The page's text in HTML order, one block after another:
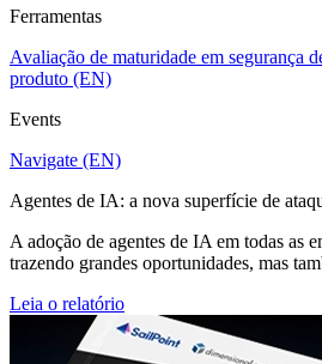
Ferramentas
Avaliação de maturidade em segurança
produto (EN)
Events
Navigate (EN)
Agentes de IA: a nova superfície de
A adoção de agentes de IA em todas as
trazendo grandes oportunidades, mas
Leia o relatório